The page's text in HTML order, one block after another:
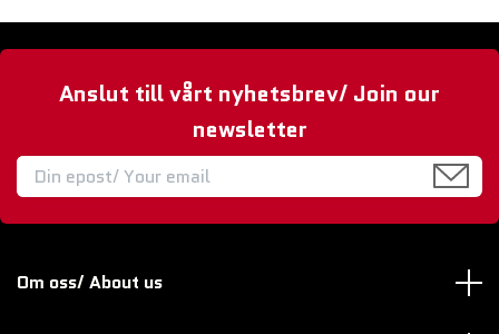
Anslut till vårt nyhetsbrev/ Join our
newsletter
Om oss/ About us